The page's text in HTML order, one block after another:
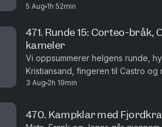
klatrer – eller faller – når sesongen
5 Aug 1h 52min
471. Runde 15: Corteo-
kameler
Vi oppsummerer helgens runde,
Kristiansand, fingeren til Castro
enkeltkamper, spesielt storkampen
3 Aug 2h 19min
470. Kampklar med